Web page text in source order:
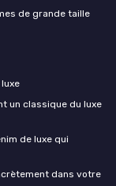
de grande taille
un classique du luxe
de luxe qui
dans votre